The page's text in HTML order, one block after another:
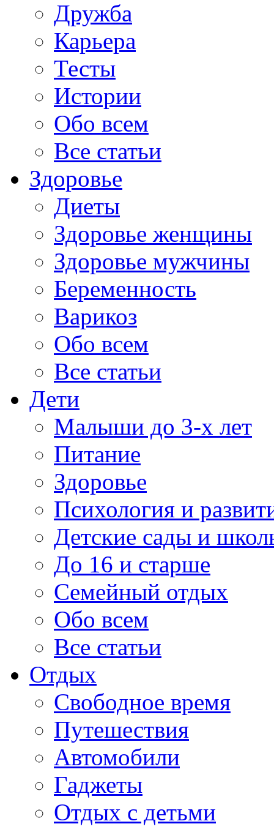
Дружба
Карьера
Тесты
Истории
Обо всем
Все статьи
Здоровье
Диеты
Здоровье женщины
Здоровье мужчины
Беременность
Варикоз
Обо всем
Все статьи
Дети
Малыши до 3-х лет
Питание
Здоровье
Психология и
Детские сады и
До 16 и старше
Семейный отдых
Обо всем
Все статьи
Отдых
Свободное время
Путешествия
Автомобили
Гаджеты
Отдых с детьми